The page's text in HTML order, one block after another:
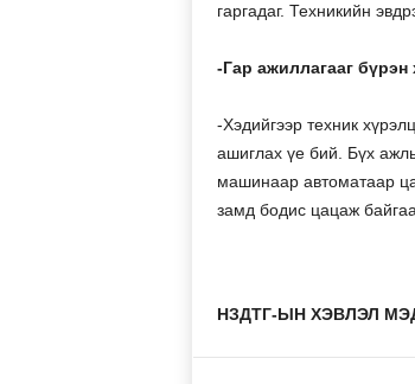
гаргадаг. Техникийн
-Гар ажиллагааг бүрэн
-Хэдийгээр техник
ашиглах үе бий. Бүх
машинаар автоматаар
замд бодис цацаж байгаа
НЗДТГ-ЫН ХЭВЛЭЛ